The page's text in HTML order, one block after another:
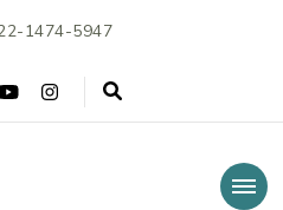
1474-5947